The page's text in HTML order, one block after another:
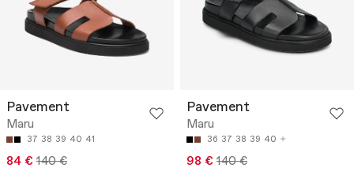
Pavement
Maru
37 38 39 40 41
84 € 140 €
Pavement
Maru
36 37 38 39 40
98 € 140 €